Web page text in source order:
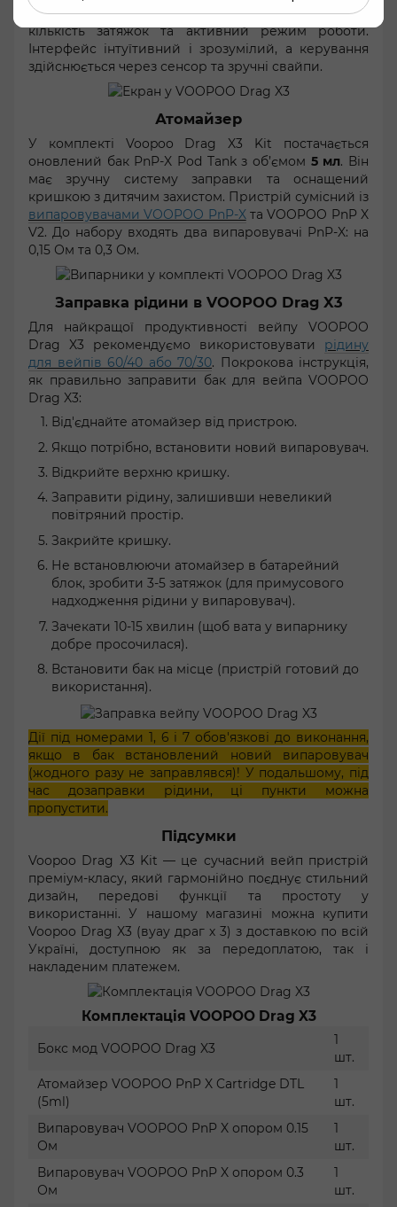
показники: рівень заряду батареї, потужність, опір,
кількість затяжок та активний режим роботи.
Інтерфейс інтуїтивний і зрозумілий, а керування
здійснюється через сенсор та зручні свайпи.
Атомайзер
У комплекті Voopoo Drag X3 Kit постачається
оновлений бак PnP-X Pod Tank з об’ємом 5 мл. Він
має зручну систему заправки та оснащений
кришкою з дитячим захистом. Пристрій сумісний із
випаровувачами VOOPOO PnP-Xта VOOPOO PnP X
V2. До набору входять два випаровувачі PnP-X: на
0,15 Ом та 0,3 Ом.
Заправка рідини в VOOPOO Drag X3
Для найкращої продуктивності вейпу VOOPOO
Drag X3 рекомендуємо використовувати рідину
для вейпів 60/40 або 70/30. Покрокова інструкція,
як правильно заправити бак для вейпа VOOPOO
Drag X3:
Від'єднайте атомайзер від пристрою.
Якщо потрібно, встановити новий випаровувач.
Відкрийте верхню кришку.
Заправити рідину, залишивши невеликий
повітряний простір.
Закрийте кришку.
Не встановлюючи атомайзер в батарейний
блок, зробити 3-5 затяжок (для примусового
надходження рідини у випаровувач).
Зачекати 10-15 хвилин (щоб вата у випарнику
добре просочилася).
Встановити бак на місце (пристрій готовий до
використання).
Дії під номерами 1, 6 і 7 обов'язкові до виконання,
якщо в бак встановлений новий випаровувач
(жодного разу не заправлявся)! У подальшому, під
час дозаправки рідини, ці пункти можна
пропустити.
Підсумки
Voopoo Drag X3 Kit — це сучасний вейп пристрій
преміум-класу, який гармонійно поєднує стильний
дизайн, передові функції та простоту у
використанні. У нашому магазині можна купити
Voopoo Drag X3 (вуау драг х 3) з доставкою по всій
Україні, доступною як за передоплатою, так і
накладеним платежем.
Комплектація VOOPOO Drag X3
Бокс мод VOOPOO Drag X3
1
шт.
Атомайзер VOOPOO PnP X Cartridge DTL
(5ml)
1
шт.
Випаровувач VOOPOO PnP X опором 0.15
Ом
1
шт.
Випаровувач VOOPOO PnP X опором 0.3
Ом
1
шт.